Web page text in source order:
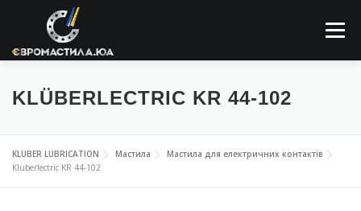
Меню
ПРО КОМПАНІЮ МАСТИЛЬНІ МАТЕРІАЛИ
ЗАСТОСОВУННЯ НОВИНИ КОНТАКТИ
KLÜBERLECTRIC KR 44-102
KLUBER LUBRICATION Мастила
Мастила для електричних контактів
Klüberlectric KR 44-102